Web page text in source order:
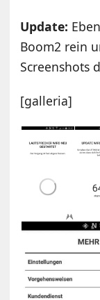
Update:
Boom2 rein
Screenshots
[galleria]